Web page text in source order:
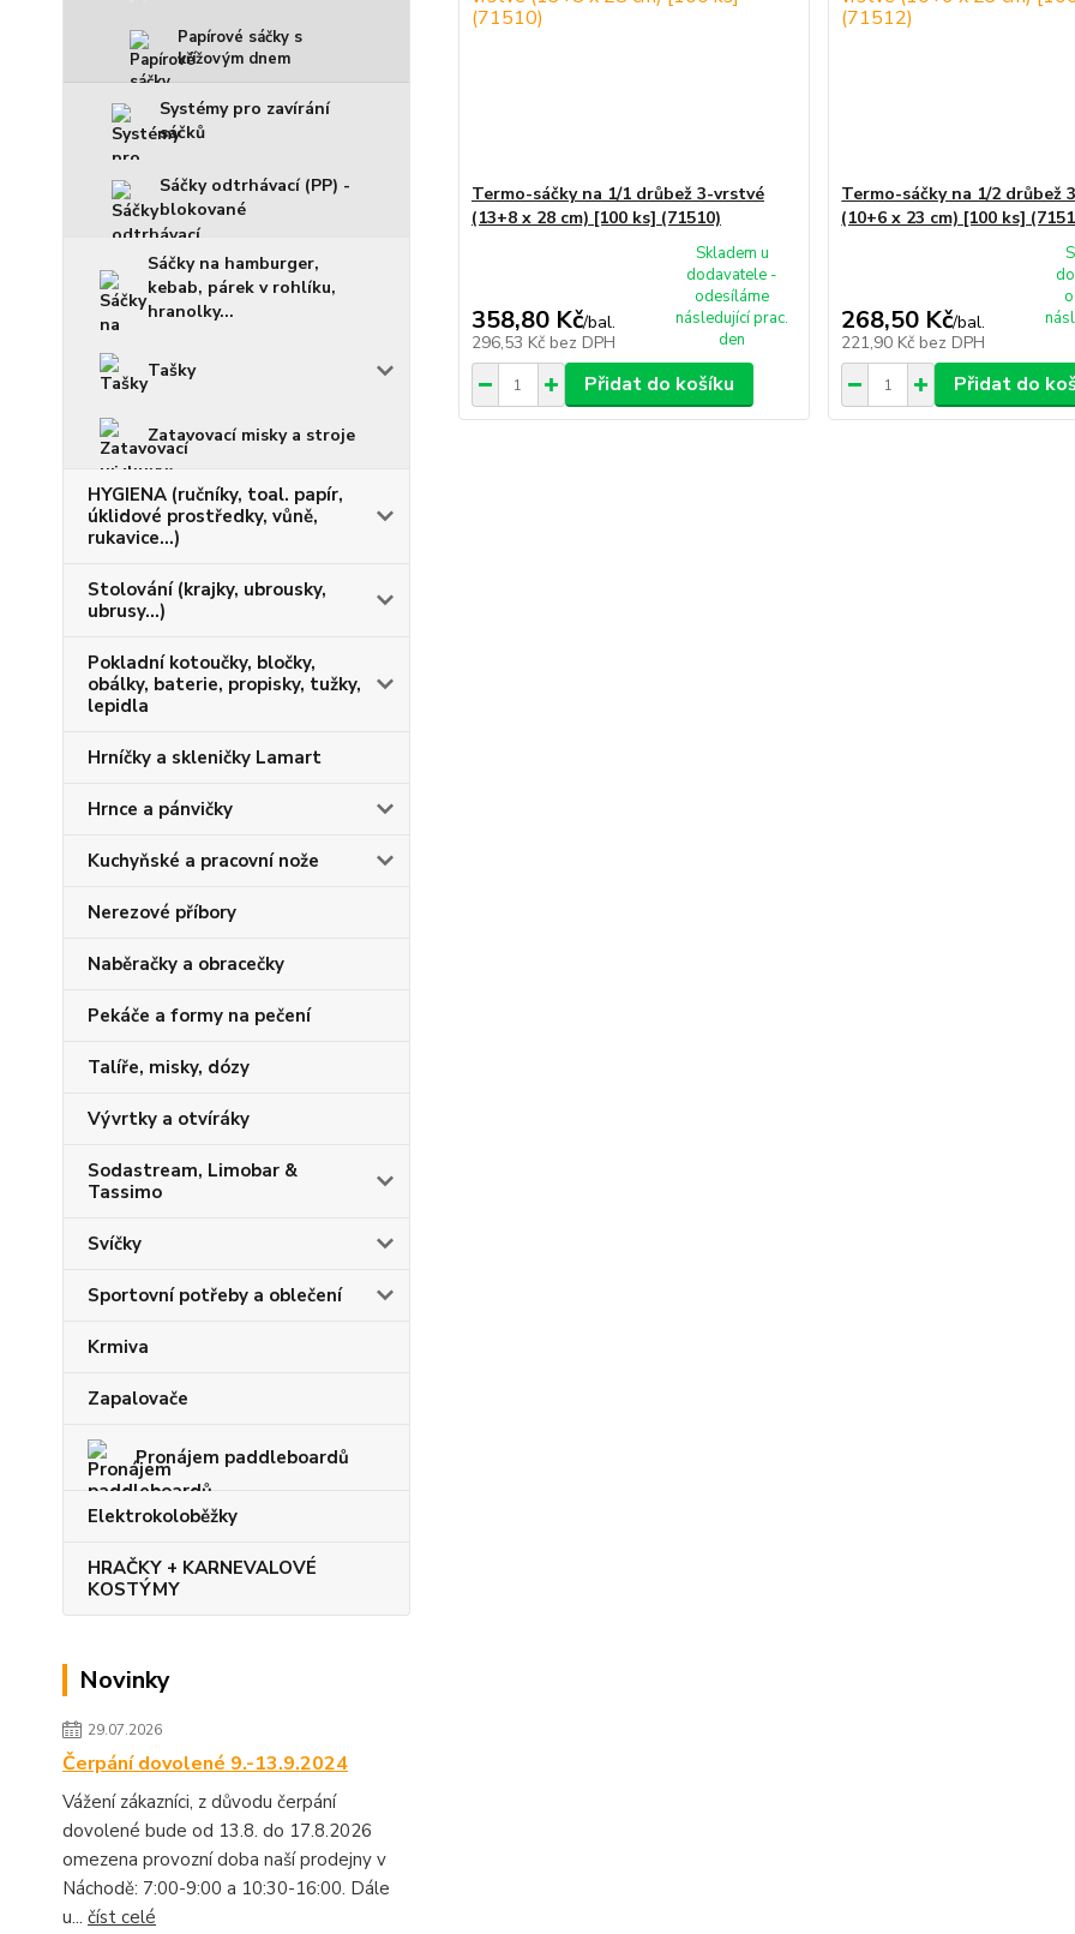
Papírové sáčky s
křížovým dnem
Systémy pro zavírání
sáčků
Sáčky odtrhávací (PP) -
blokované
Sáčky na hamburger,
kebab, párek v rohlíku,
hranolky...
Tašky
Zatavovací misky a stroje
HYGIENA (ručníky, toal. papír,
úklidové prostředky, vůně,
rukavice...)
Stolování (krajky, ubrousky,
ubrusy...)
Pokladní kotoučky, bločky,
obálky, baterie, propisky, tužky,
lepidla
Hrníčky a skleničky Lamart
Hrnce a pánvičky
Kuchyňské a pracovní nože
Nerezové příbory
Naběračky a obracečky
Pekáče a formy na pečení
Talíře, misky, dózy
Vývrtky a otvíráky
Sodastream, Limobar &
Tassimo
Svíčky
Sportovní potřeby a oblečení
Krmiva
Zapalovače
Pronájem paddleboardů
Elektrokoloběžky
HRAČKY + KARNEVALOVÉ
KOSTÝMY
Novinky
29.07.2026
Čerpání dovolené 9.-13.9.2024
Vážení zákazníci, z důvodu čerpání
dovolené bude od 13.8. do 17.8.2026
omezena provozní doba naší prodejny v
Náchodě: 7:00-9:00 a 10:30-16:00. Dále
u... číst celé
Termo-sáčky na 1/1 drůbež 3-vrstvé
(13+8 x 28 cm) [100 ks] (71510)
358,80 Kč/bal.
296,53 Kč bez DPH
Skladem u
dodavatele -
odesíláme
následující prac.
den
Přidat do košíku
Termo-sáčky na 1/2 drůbež
(10+6 x 23 cm) [100 ks]
268,50 Kč/bal.
221,90 Kč bez DPH
Přidat do